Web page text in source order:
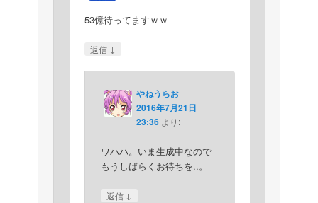
53億待ってますｗｗ
返信 ↓
やねうらお
2016年7月21日
23:36 より:
ワハハ。いま生成中なので
もうしばらくお待ちを..。
返信 ↓